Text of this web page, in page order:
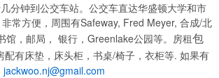
分钟到公交车站。公交车直达华盛顿大学和市
常方便，周围有Safeway, Fred Meyer, 合成/北
馆，邮局， 银行，Greenlake公园等。房租包
配有床垫，床头柜，书桌/椅子，衣柜等. 如果有
jackwoo.nj@gmail.com